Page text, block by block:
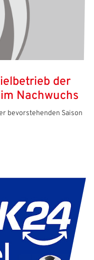
der
Nachwuchs
bevorstehenden Saison